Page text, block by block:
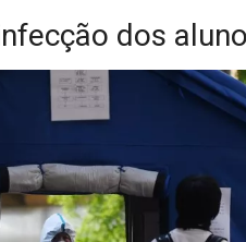
dos